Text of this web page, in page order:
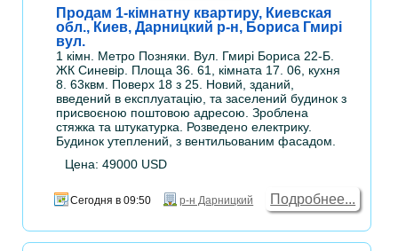
Продам 1-кімнатну квартиру, Киевская
обл., Киев, Дарницкий р-н, Бориса Гмирі
вул.
1 кімн. Метро Позняки. Вул. Гмирі Бориса 22-Б.
ЖК Синевір. Площа 36. 61, кімната 17. 06, кухня
8. 63квм. Поверх 18 з 25. Новий, зданий,
введений в експлуатацію, та заселений будинок з
присвоєною поштовою адресою. Зроблена
стяжка та штукатурка. Розведено електрику.
Будинок утеплений, з вентильованим фасадом.
Цена: 49000 USD
Сегодня в 09:50 р-н Дарницкий Подробнее...